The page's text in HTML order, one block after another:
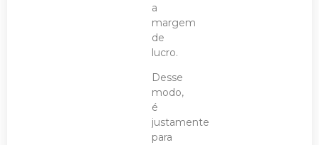
a
margem
de
lucro.
Desse
modo,
é
justamente
para